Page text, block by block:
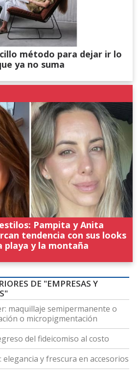
método para dejar ir lo
ya no suma
Pampita y Anita
tendencia con sus looks
playa y la montaña
DE "EMPRESAS Y
maquillaje semipermanente o
o micropigmentación
del fideicomiso al costo
elegancia y frescura en accesorios